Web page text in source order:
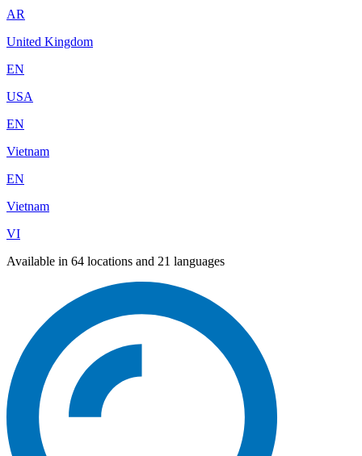
AR
United Kingdom
EN
USA
EN
Vietnam
EN
Vietnam
VI
Available in 64 locations and 21 languages